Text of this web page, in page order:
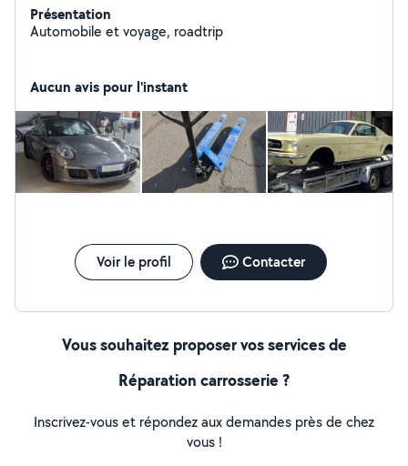
Présentation
Automobile et voyage, roadtrip
Aucun avis pour l'instant
Voir le profil Contacter
Vous souhaitez proposer vos services de
Réparation carrosserie ?
Inscrivez-vous et répondez aux demandes près de chez
vous !